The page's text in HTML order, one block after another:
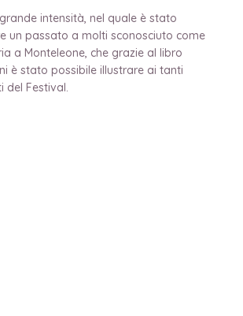
intensità, nel quale è stato
un passato a molti sconosciuto come
a Monteleone, che grazie al libro
è stato possibile illustrare ai tanti
del Festival.